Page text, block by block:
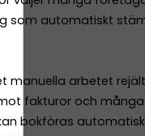
som automatiskt
manuella arbetet
fakturor och
bokföras